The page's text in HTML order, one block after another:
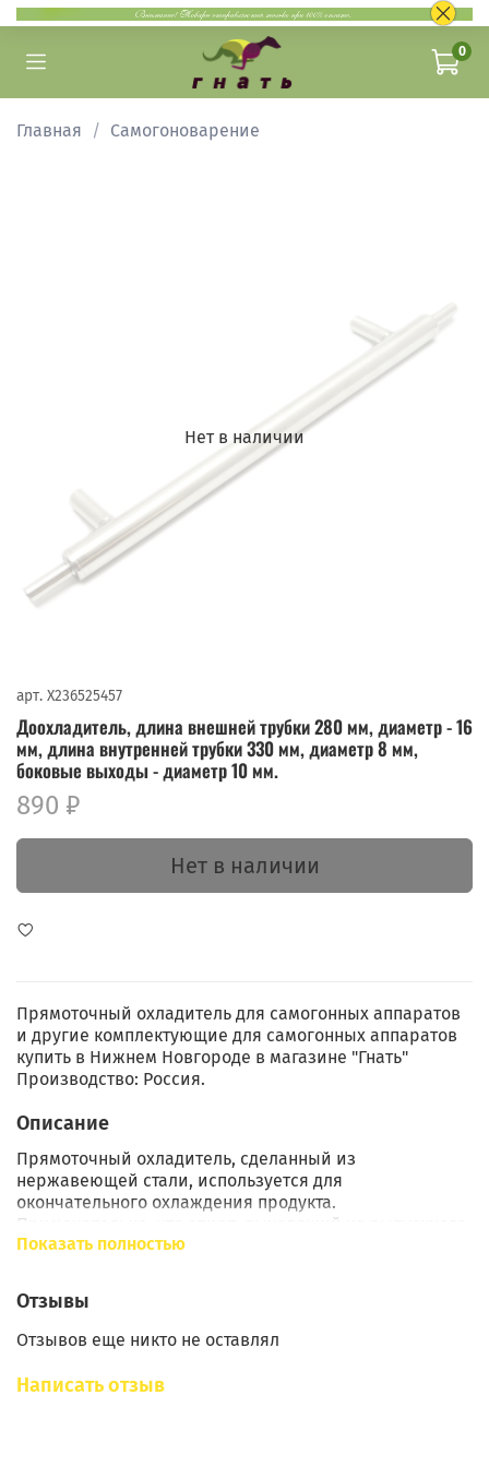
0
Главная Самогоноварение
Нет в наличии
арт. X236525457
Доохладитель, длина внешней трубки 280 мм, диаметр - 16
мм, длина внутренней трубки 330 мм, диаметр 8 мм,
боковые выходы - диаметр 10 мм.
890 ₽
Нет в наличии
Прямоточный охладитель для самогонных аппаратов
и другие комплектующие для самогонных аппаратов
купить в Нижнем Новгороде в магазине "Гнать"
Производство: Россия.
Описание
Прямоточный охладитель, сделанный из
нержавеющей стали, используется для
окончательного охлаждения продукта.
Примечательно, что спирт, выходящий из выпускного
узла, имеет температуру 65-75ºC. Если этот горячий
процесс его частичного окисления под воздействием
атмосферного кислорода, что негативно скажется на
его качестве. Поэтому важно как можно скорее
охладить спирт до комнатной температуры с помощью
маленького прямоточного охладителя. С помощью
Показать полностью
Отзывы
Отзывов еще никто не оставлял
Написать отзыв